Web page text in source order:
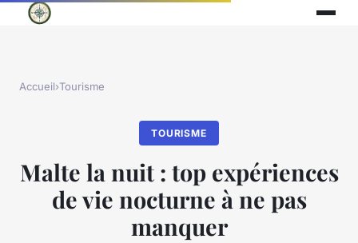
Accueil›Tourisme
TOURISME
Malte la nuit : top expériences
de vie nocturne à ne pas
manquer